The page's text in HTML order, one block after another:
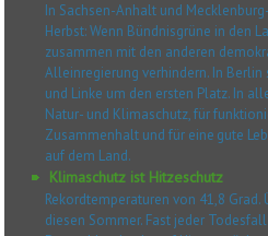
In Sachsen-Anhalt und
Herbst: Wenn Bündnisgrüne in den
zusammen mit den anderen
Alleinregierung verhindern. In
und Linke um den ersten Platz. In
Natur- und Klimaschutz, für
Zusammenhalt und für eine gute
auf dem Land.
Klimaschutz ist Hitzeschutz
Rekordtemperaturen von 41,8
diesen Sommer. Fast jeder